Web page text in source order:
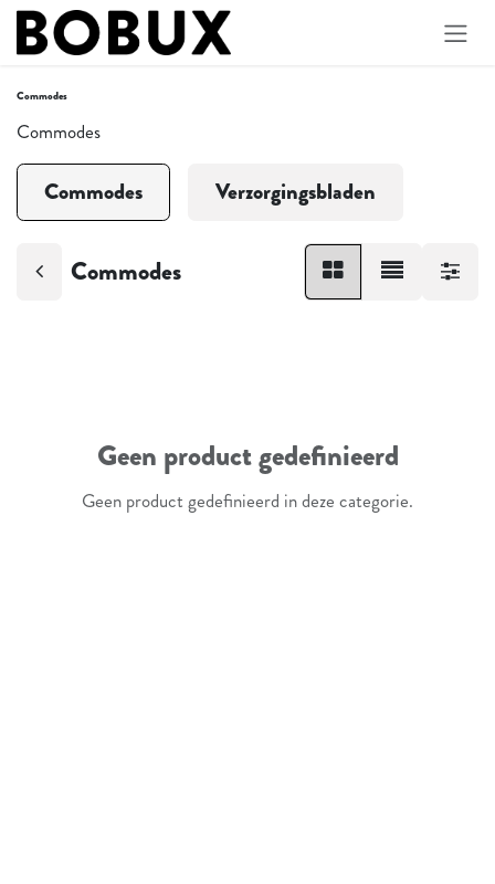
Overslaan naar inhoud
Commodes
Commodes
Commodes Verzorgingsbladen
Commodes
Geen product gedefinieerd
Geen product gedefinieerd in deze categorie.